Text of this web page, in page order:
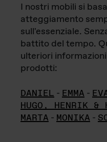
I nostri mobili si
atteggiamento
sull'essenziale.
battito del tempo.
ulteriori
prodotti:
DANIEL - EMMA -
HUGO, HENRIK &
MARTA - MONIKA -